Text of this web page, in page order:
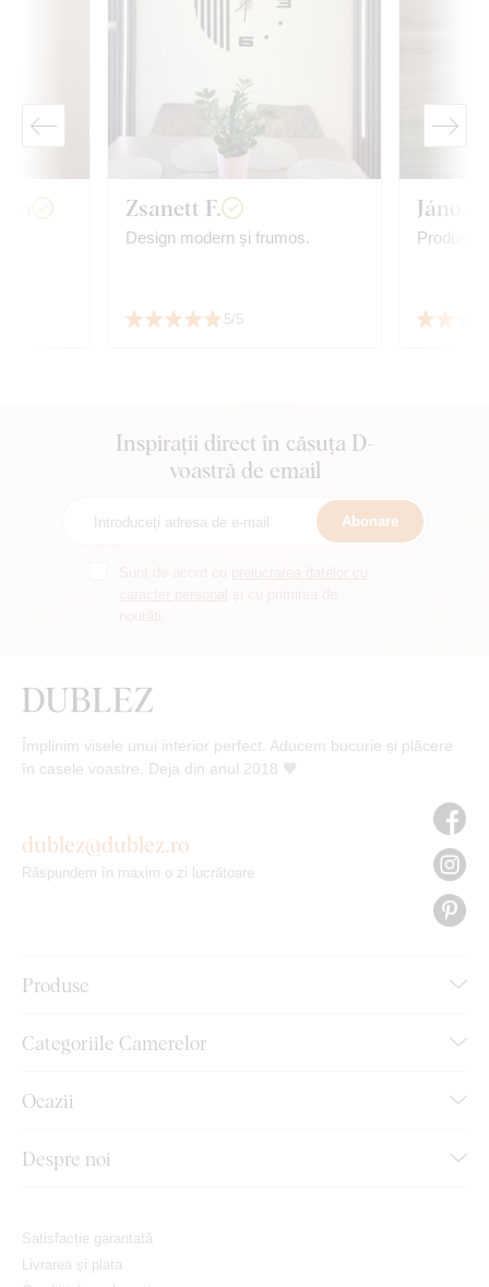
Zsanett F.
Design modern și frumos.
5/5
János
Produs
Inspirații direct în căsuța D-
voastră de email
Abonare
Împlinim visele unui interior perfect. Aducem bucurie și plăcere
în casele voastre. Deja din anul 2018 🧡
Produse
Categoriile Camerelor
Ocazii
Despre noi
dublez@dublez.ro
Răspundem în maxim o zi lucrătoare
Satisfacție garantată
Livrarea și plata